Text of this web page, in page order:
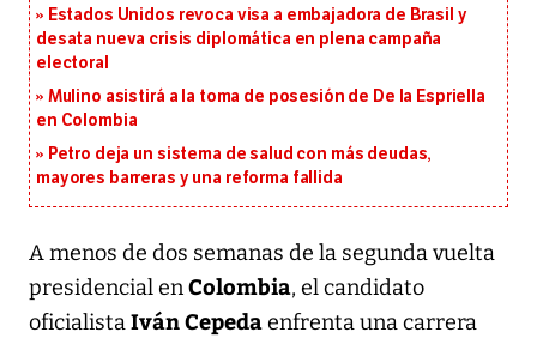
Estados Unidos revoca visa a embajadora de Brasil y
desata nueva crisis diplomática en plena campaña
electoral
Mulino asistirá a la toma de posesión de De la Espriella
en Colombia
Petro deja un sistema de salud con más deudas,
mayores barreras y una reforma fallida
A menos de dos semanas de la segunda vuelta
presidencial enColombia, el candidato
oficialistaIván Cepedaenfrenta una carrera